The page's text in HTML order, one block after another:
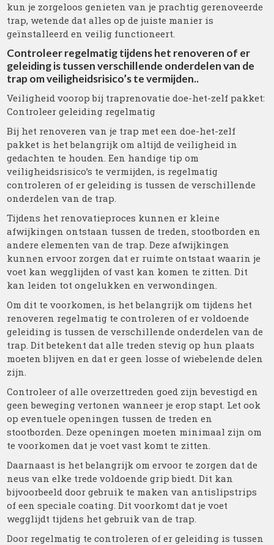
kun je zorgeloos genieten van je prachtig gerenoveerde
trap, wetende dat alles op de juiste manier is
geïnstalleerd en veilig functioneert.
Controleer regelmatig tijdens het renoveren of er
geleiding is tussen verschillende onderdelen van de
trap om veiligheidsrisico’s te vermijden..
Veiligheid voorop bij traprenovatie doe-het-zelf pakket:
Controleer geleiding regelmatig
Bij het renoveren van je trap met een doe-het-zelf
pakket is het belangrijk om altijd de veiligheid in
gedachten te houden. Een handige tip om
veiligheidsrisico’s te vermijden, is regelmatig
controleren of er geleiding is tussen de verschillende
onderdelen van de trap.
Tijdens het renovatieproces kunnen er kleine
afwijkingen ontstaan tussen de treden, stootborden en
andere elementen van de trap. Deze afwijkingen
kunnen ervoor zorgen dat er ruimte ontstaat waarin je
voet kan wegglijden of vast kan komen te zitten. Dit
kan leiden tot ongelukken en verwondingen.
Om dit te voorkomen, is het belangrijk om tijdens het
renoveren regelmatig te controleren of er voldoende
geleiding is tussen de verschillende onderdelen van de
trap. Dit betekent dat alle treden stevig op hun plaats
moeten blijven en dat er geen losse of wiebelende delen
zijn.
Controleer of alle overzettreden goed zijn bevestigd en
geen beweging vertonen wanneer je erop stapt. Let ook
op eventuele openingen tussen de treden en
stootborden. Deze openingen moeten minimaal zijn om
te voorkomen dat je voet vast komt te zitten.
Daarnaast is het belangrijk om ervoor te zorgen dat de
neus van elke trede voldoende grip biedt. Dit kan
bijvoorbeeld door gebruik te maken van antislipstrips
of een speciale coating. Dit voorkomt dat je voet
wegglijdt tijdens het gebruik van de trap.
Door regelmatig te controleren of er geleiding is tussen